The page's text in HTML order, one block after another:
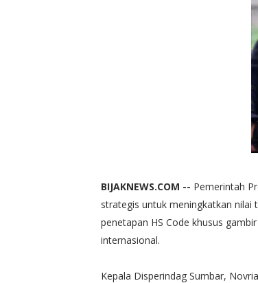
BIJAKNEWS.COM -- Pemerintah
strategis untuk meningkatkan nilai
penetapan HS Code khusus
internasional.
Kepala Disperindag Sumbar,